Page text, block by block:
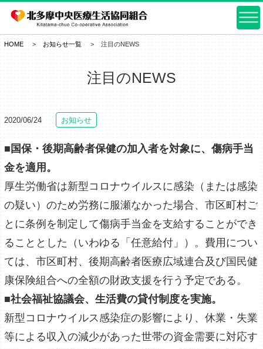
HOME お知らせ一覧 注目のNEWS
注目のNEWS
2020/06/24 お知らせ
■国保・後期高齢者保健の加入者を対象に、傷病手当
金を適用。
厚生労働省は新型コロナウイルスに感染（または感染
の疑い）のため労務に服瀬なかった場合、市区町村ご
とに条例を制定して傷病手当金を支給することができ
ることとした（いわゆる「任意給付」）。費用につい
ては、市区町村、後期高齢者医療広域連合及び国民健
康保険組合への全額の財政支援を行う予定である。
■社会福祉協議会、生活費の貸付制度を実施。
新型コロナウイルス感染症の影響により、休業・失業
等による収入の減少があった世帯の資金需要に対応す